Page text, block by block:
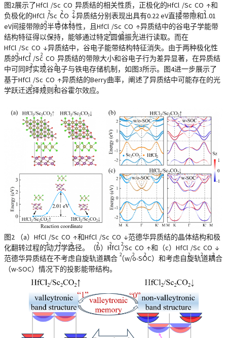
图2展示了HfCl
2
/Sc
2
CO
2
异质结的相关性质，正极化的HfCl
2
/Sc
2
CO
2
↑和
负极化的HfCl
2
/Sc
2
CO
2
↓异质结分别表现出具有0.22 eV直接带隙和1.01
eV间接带隙的半导体特性，且HfCl
2
/Sc
2
CO
2
↑异质结中的谷电子学能带
结构特征得以保持，能够通过特定圆偏振光进行读取。而在
HfCl
2
/Sc
2
CO
2
↓异质结中，谷电子能带结构特征消失。由于两种极化性
质的HfCl
2
/Sc
2
CO
2
异质结的带隙大小和谷电子行为差异显著，在异质结
中可同时实现谷电子与铁电存储机制，如图3所示。图4进一步展示了
基于HfCl
2
/Sc
2
CO
2
↑异质结的Berry曲率，阐述了异质结中可能存在的光
学跃迁选择规则和谷霍尔效应。
图2 （a）HfCl
2
/Sc
2
CO
2
↑和HfCl
2
/Sc
2
CO
2
↓范德华异质结的晶体结构和极
化翻转过程的动力学路径。（b）HfCl
2
/Sc
2
CO
2
↑和（c）HfCl
2
/Sc
2
CO
2
↓
范德华异质结在不考虑自旋轨道耦合（w/o-SOC）和考虑自旋轨道耦合
（w-SOC）情况下的投影能带结构。